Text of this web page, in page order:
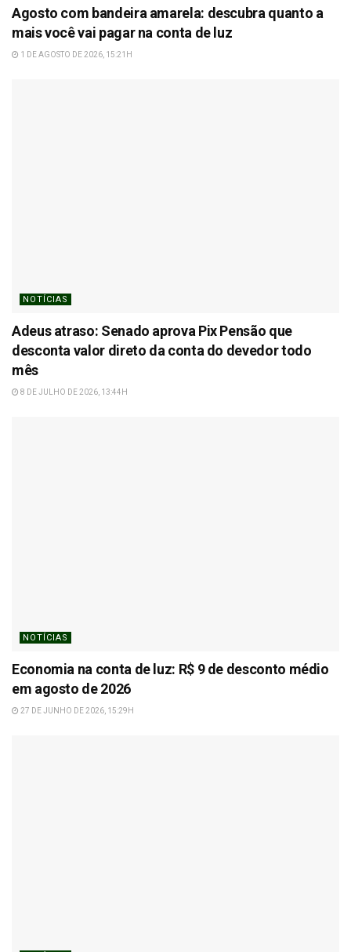
Agosto com bandeira amarela: descubra quanto a
mais você vai pagar na conta de luz
1 DE AGOSTO DE 2026, 15:21H
NOTÍCIAS
Adeus atraso: Senado aprova Pix Pensão que
desconta valor direto da conta do devedor todo
mês
8 DE JULHO DE 2026, 13:44H
NOTÍCIAS
Economia na conta de luz: R$ 9 de desconto médio
em agosto de 2026
27 DE JUNHO DE 2026, 15:29H